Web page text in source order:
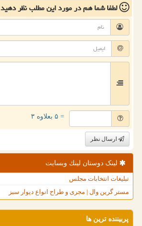
لطفا شما همدر مورد این مطلبنظر دهید
= ۵ بعلاوه ۳
ارسال نظر
لینک دوستان لینك وبسایت
تبلیغات انتخابات مجلس
مستر گرین وال | مجری و طراح انواع دیوار سبز
پربیننده ترین ها